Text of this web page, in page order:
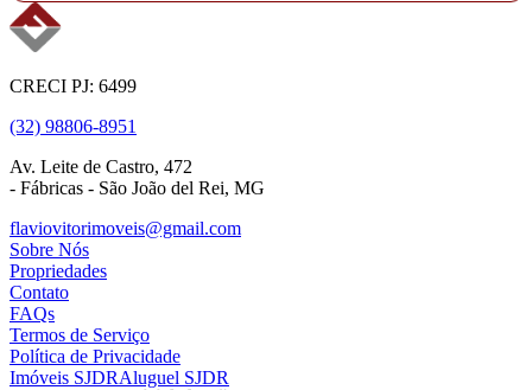
CRECI PJ: 6499
(32) 98806-8951
Av. Leite de Castro, 472
- Fábricas - São João del Rei, MG
flaviovitorimoveis@gmail.com
Sobre Nós
Propriedades
Contato
FAQs
Termos de Serviço
Política de Privacidade
Imóveis SJDRAluguel SJDR